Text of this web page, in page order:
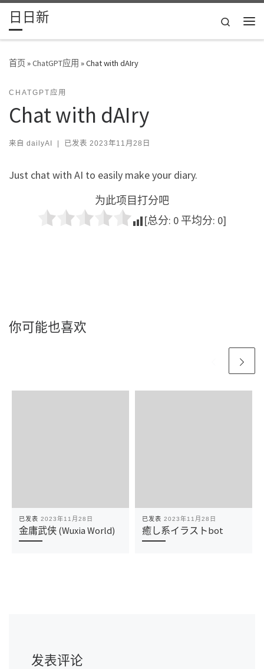
Skip to content
日日新
Search
首页»ChatGPT应用 »Chat with dAIry
CHATGPT应用
Chat with dAIry
来自 dailyAI | 已发表 2023年11月28日
Just chat with AI to easily make your diary.
为此项目打分吧
[总分: 0 平均分: 0]
你可能也喜欢
已发表 2023年11月28日
金庸武侠 (Wuxia World)
已发表 2023年11月28日
癒し系イラストbot
发表评论